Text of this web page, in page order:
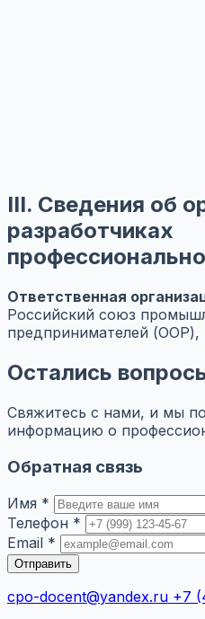
III. Сведения об
разработчиках
Ответственная
Российский союз
предпринимателей (ООР),
Остались
Свяжитесь с нами, и мы
информацию о
Обратная связь
Имя *
Телефон *
Email *
Отправить
cpo-docent@yandex.ru +7